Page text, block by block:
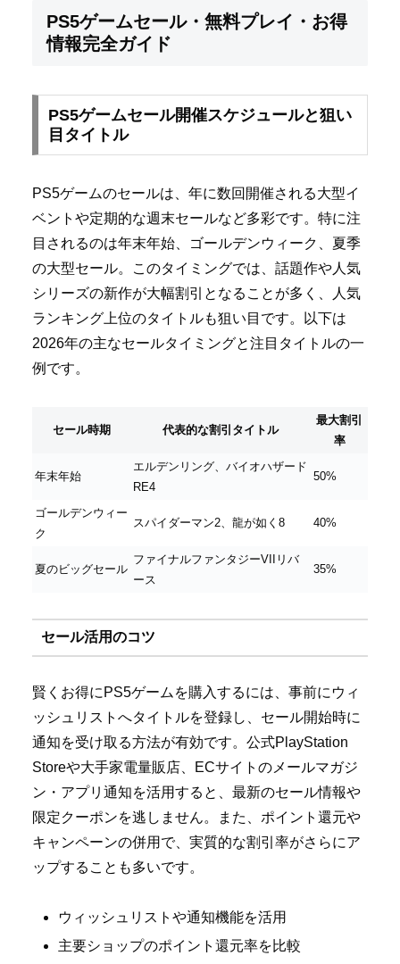
PS5ゲームセール・無料プレイ・お得
情報完全ガイド
PS5ゲームセール開催スケジュールと狙い
目タイトル
PS5ゲームのセールは、年に数回開催される大型イ
ベントや定期的な週末セールなど多彩です。特に注
目されるのは年末年始、ゴールデンウィーク、夏季
の大型セール。このタイミングでは、話題作や人気
シリーズの新作が大幅割引となることが多く、人気
ランキング上位のタイトルも狙い目です。以下は
2026年の主なセールタイミングと注目タイトルの一
例です。
セール時期 代表的な割引タイトル
最大割引
率
年末年始
エルデンリング、バイオハザード
RE4
50%
ゴールデンウィー
ク
スパイダーマン2、龍が如く8 40%
夏のビッグセール
ファイナルファンタジーVIIリバ
ース
35%
セール活用のコツ
賢くお得にPS5ゲームを購入するには、事前にウィ
ッシュリストへタイトルを登録し、セール開始時に
通知を受け取る方法が有効です。公式PlayStation
Storeや大手家電量販店、ECサイトのメールマガジ
ン・アプリ通知を活用すると、最新のセール情報や
限定クーポンを逃しません。また、ポイント還元や
キャンペーンの併用で、実質的な割引率がさらにア
ップすることも多いです。
ウィッシュリストや通知機能を活用
主要ショップのポイント還元率を比較